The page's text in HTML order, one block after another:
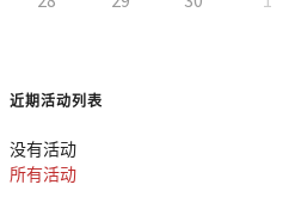
近期活动列表
没有活动
所有活动